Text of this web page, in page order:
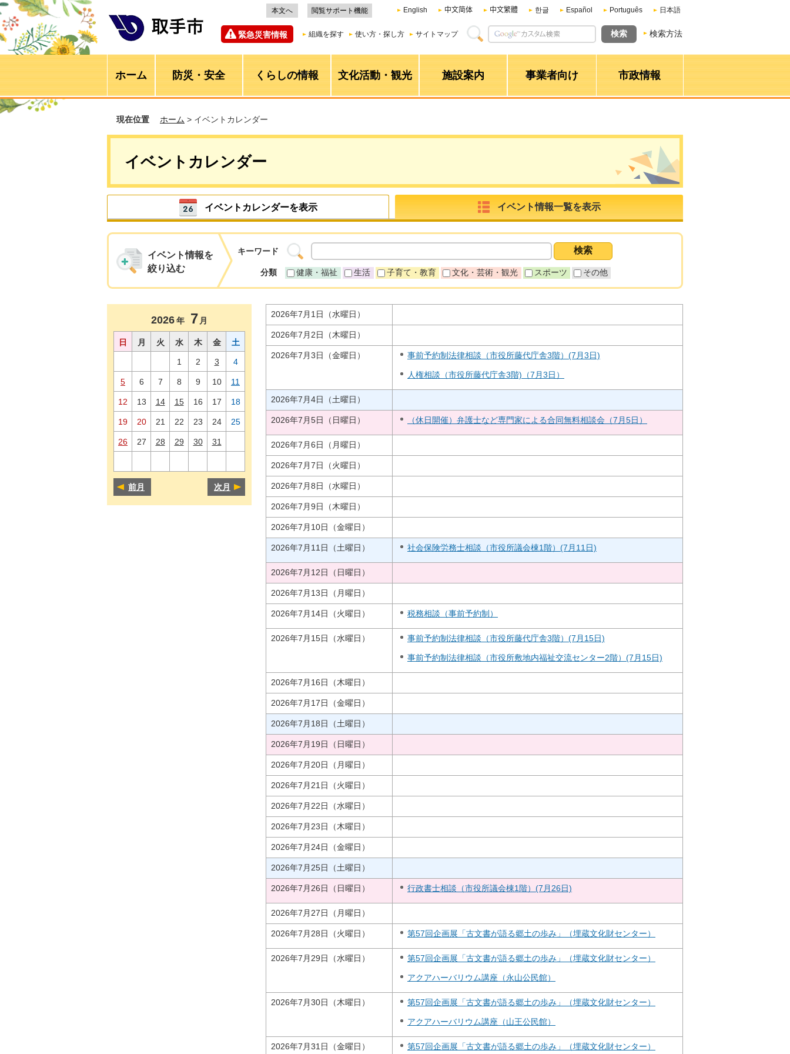
本文へ 閲覧サポート機能 English 中文简体 中文繁體 한글 Español Português 日本語
緊急災害情報 組織を探す 使い方・探し方 サイトマップ 検索方法
ホーム 防災・安全 くらしの情報 文化活動・観光 施設案内 事業者向け 市政情報
現在位置 ホーム > イベントカレンダー
イベントカレンダー
イベントカレンダーを表示 イベント情報一覧を表示
イベント情報を
絞り込む
キーワード
分類 健康・福祉 生活 子育て・教育 文化・芸術・観光 スポーツ その他
2026年 7 月
日 月 火 水 木 金 土
1 2 3 4
5 6 7 8 9 10 11
12 13 14 15 16 17 18
19 20 21 22 23 24 25
26 27 28 29 30 31
前月 次月
2026年7月1日（水曜日）
2026年7月2日（木曜日）
2026年7月3日（金曜日） 事前予約制法律相談（市役所藤代庁舎3階）(7月3日)
人権相談（市役所藤代庁舎3階)（7月3日）
2026年7月4日（土曜日）
2026年7月5日（日曜日） （休日開催）弁護士など専門家による合同無料相談会（7月5日）
2026年7月6日（月曜日）
2026年7月7日（火曜日）
2026年7月8日（水曜日）
2026年7月9日（木曜日）
2026年7月10日（金曜日）
2026年7月11日（土曜日） 社会保険労務士相談（市役所議会棟1階）(7月11日)
2026年7月12日（日曜日）
2026年7月13日（月曜日）
2026年7月14日（火曜日） 税務相談（事前予約制）
2026年7月15日（水曜日） 事前予約制法律相談（市役所藤代庁舎3階）(7月15日)
事前予約制法律相談（市役所敷地内福祉交流センター2階）(7月15日)
2026年7月16日（木曜日）
2026年7月17日（金曜日）
2026年7月18日（土曜日）
2026年7月19日（日曜日）
2026年7月20日（月曜日）
2026年7月21日（火曜日）
2026年7月22日（水曜日）
2026年7月23日（木曜日）
2026年7月24日（金曜日）
2026年7月25日（土曜日）
2026年7月26日（日曜日） 行政書士相談（市役所議会棟1階）(7月26日)
2026年7月27日（月曜日）
2026年7月28日（火曜日） 第57回企画展「古文書が語る郷土の歩み」（埋蔵文化財センター）
2026年7月29日（水曜日） 第57回企画展「古文書が語る郷土の歩み」（埋蔵文化財センター）
アクアハーバリウム講座（永山公民館）
2026年7月30日（木曜日） 第57回企画展「古文書が語る郷土の歩み」（埋蔵文化財センター）
アクアハーバリウム講座（山王公民館）
2026年7月31日（金曜日） 第57回企画展「古文書が語る郷土の歩み」（埋蔵文化財センター）